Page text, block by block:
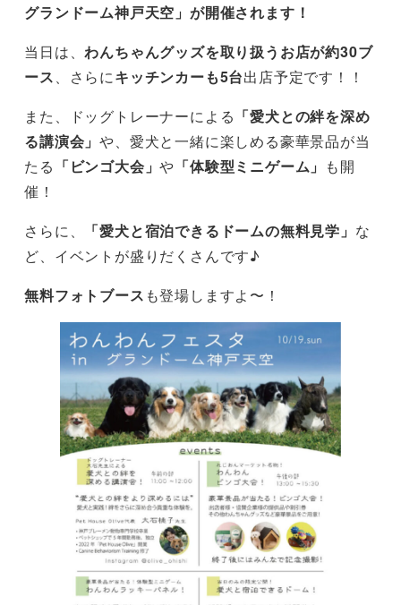
グランドーム神戸天空」が開催されます！
当日は、わんちゃんグッズを取り扱うお店が約30ブ
ース、さらにキッチンカーも5台出店予定です！！
また、ドッグトレーナーによる 「愛犬との絆を深め
る講演会」や、愛犬と一緒に楽しめる豪華景品が当
たる 「ビンゴ大会」や 「体験型ミニゲーム」 も開
催！
さらに、
「愛犬と宿泊できるドームの無料見学」 な
ど、イベントが盛りだくさんです♪
無料フォトブース も登場しますよ〜！